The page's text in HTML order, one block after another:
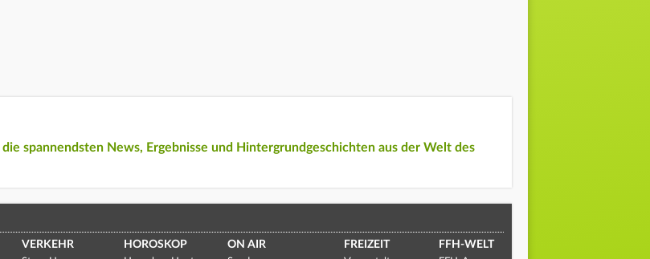
spannendsten News, Ergebnisse und Hintergrundgeschichten aus der Welt des
VERKEHR HOROSKOP ON AIR FREIZEIT FFH-WELT